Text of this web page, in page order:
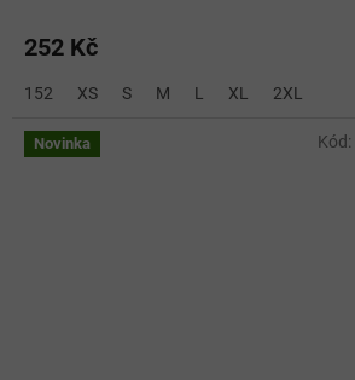
252 Kč
152 XS S M L XL 2XL
Novinka Kód: